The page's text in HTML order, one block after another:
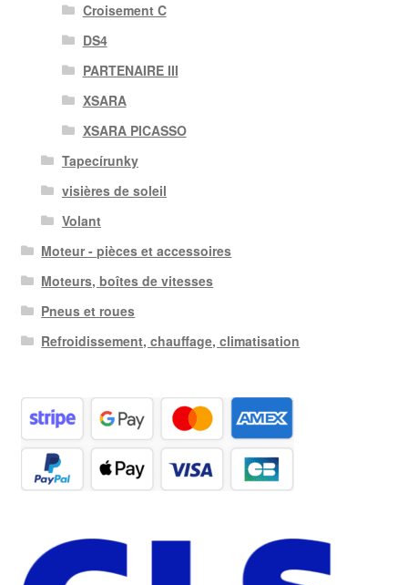
Croisement C
DS4
PARTENAIRE III
XSARA
XSARA PICASSO
Tapecírunky
visières de soleil
Volant
Moteur - pièces et accessoires
Moteurs, boîtes de vitesses
Pneus et roues
Refroidissement, chauffage, climatisation